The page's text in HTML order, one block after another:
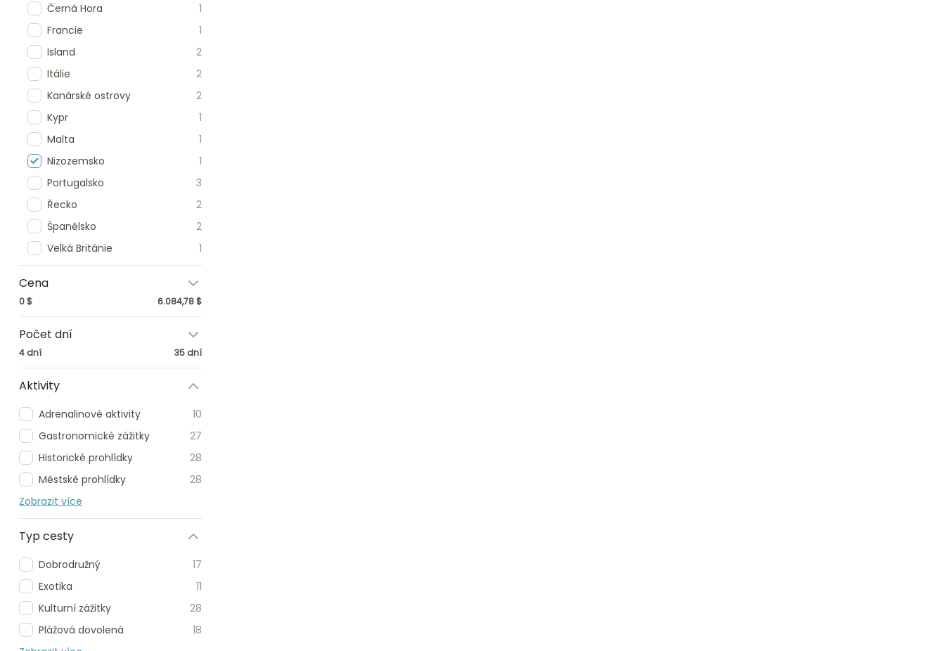
Černá Hora
1
Francie
1
Island
2
Itálie
2
Kanárské ostrovy
2
Kypr
1
Malta
1
Nizozemsko
1
Portugalsko
3
Řecko
2
Španělsko
2
Velká Británie
1
Cena
0 $ 6.084,78 $
4 dní 35 dní
Aktivity
Adrenalinové aktivity
10
Gastronomické zážitky
27
Historické prohlídky
28
Městské prohlídky
28
Zobrazit více
Typ cesty
Dobrodružný
17
Exotika
11
Kulturní zážitky
28
Plážová dovolená
18